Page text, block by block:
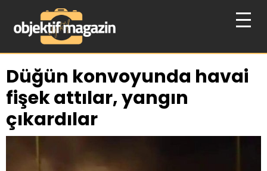
Düğün konvoyunda havai
fişek attılar, yangın
çıkardılar